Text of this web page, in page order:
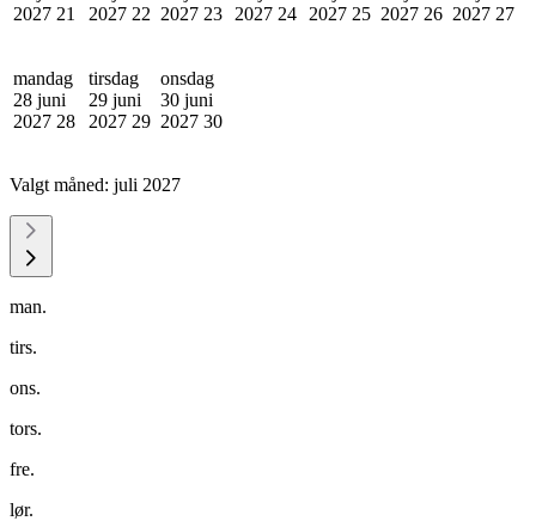
2027 21
2027 22 2027 23
2027 24
2027 25 2027 26 2027 27
mandag
28 juni
2027 28
tirsdag
29 juni
2027 29
onsdag
30 juni
2027 30
Valgt måned: juli 2027
man.
tirs.
ons.
tors.
fre.
lør.